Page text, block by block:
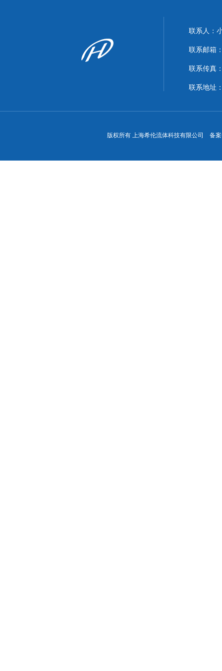
联系人：
联系邮箱
联系传真
联系地址
版权所有 上海希伦流体科技有限公司 备